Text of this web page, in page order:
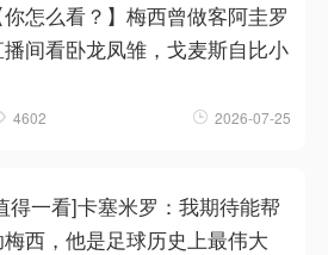
你怎么看？】梅西曾做客阿圭罗
播间看卧龙凤雏，戈麦斯自比小
4602 2026-07-25
得一看]卡塞米罗：我期待能帮
梅西，他是足球历史上最伟大